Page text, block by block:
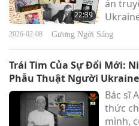
22:39
án
2026-02-08 Gương Ngời Sáng
Trái Tim Của Sự Đổi Mới:
Phẫu Thuật Người
Bác sĩ
thức
mình,